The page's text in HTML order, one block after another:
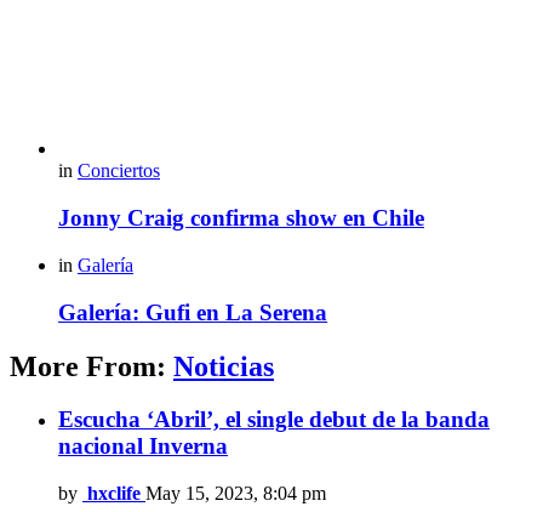
in Conciertos
Jonny Craig confirma show en Chile
in Galería
Galería: Gufi en La Serena
More From: Noticias
Escucha ‘Abril’, el single debut de la banda
nacional Inverna
by hxclife May 15, 2023, 8:04 pm